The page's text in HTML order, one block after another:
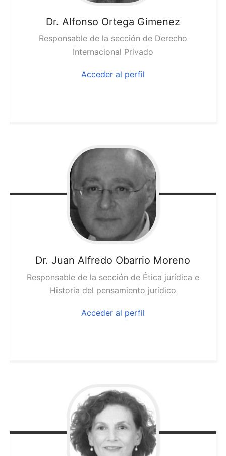
Dr. Alfonso Ortega Gimenez
Responsable de la sección de Derecho
Internacional Privado
Acceder al perfil
Dr. Juan Alfredo Obarrio Moreno
Responsable de la sección de Ética jurídica e
Historia del pensamiento jurídico
Acceder al perfil